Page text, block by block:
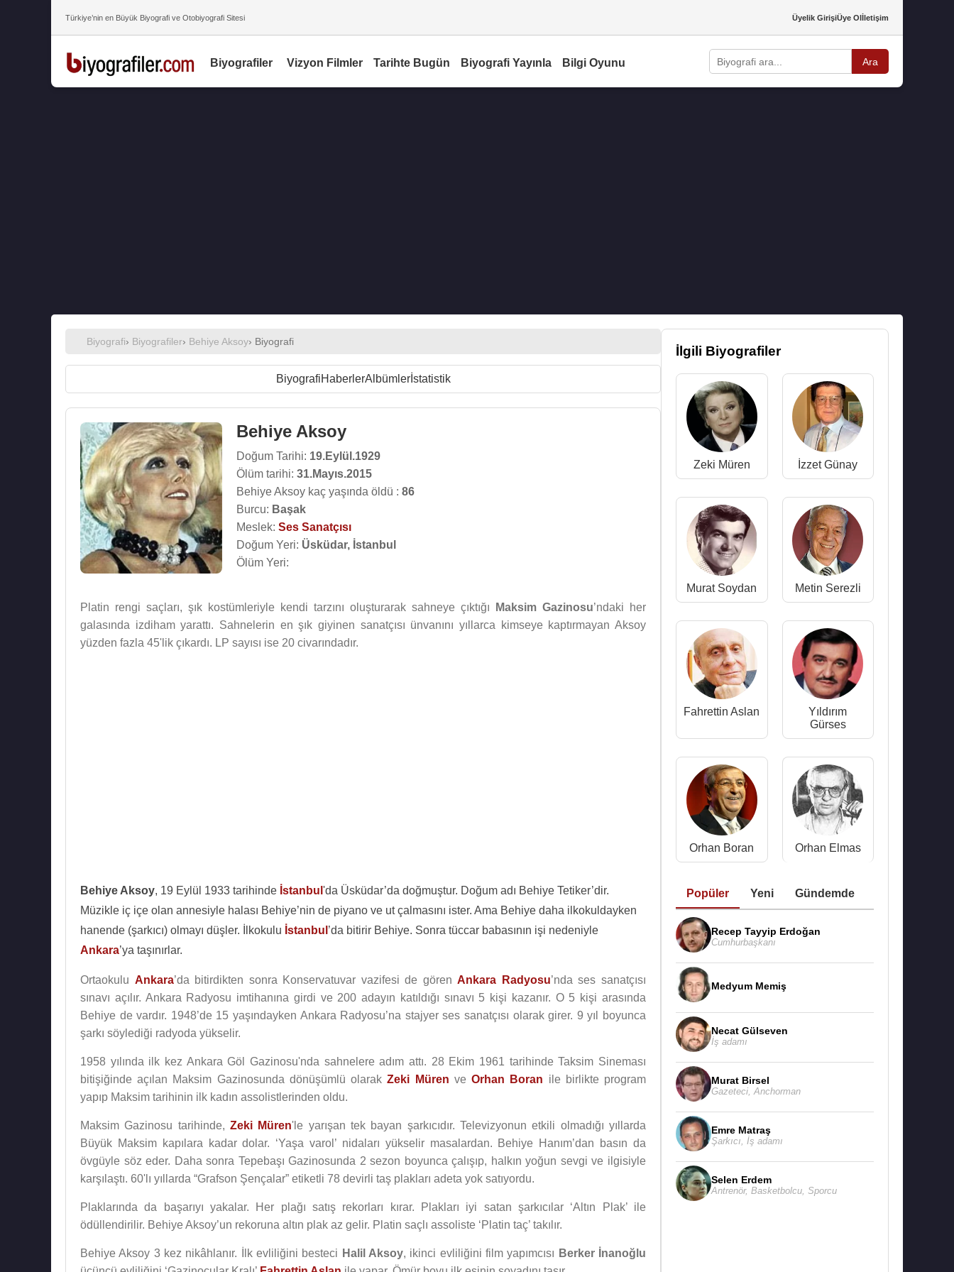
Türkiye’nin en Büyük Biyografi ve Otobiyografi Sitesi Üyelik GirişiÜye Olİletişim
Biyografiler Vizyon Filmler Tarihte Bugün Biyografi Yayınla Bilgi Oyunu Ara
Biyografi› Biyografiler› Behiye Aksoy› Biyografi
BiyografiHaberlerAlbümlerİstatistik
Behiye Aksoy
Doğum Tarihi: 19.Eylül.1929
Ölüm tarihi: 31.Mayıs.2015
Behiye Aksoy kaç yaşında öldü : 86
Burcu: Başak
Meslek: Ses Sanatçısı
Doğum Yeri: Üsküdar, İstanbul
Ölüm Yeri:
Platin rengi saçları, şık kostümleriyle kendi tarzını oluşturarak sahneye çıktığı Maksim Gazinosu’ndaki her
galasında izdiham yarattı. Sahnelerin en şık giyinen sanatçısı ünvanını yıllarca kimseye kaptırmayan Aksoy
yüzden fazla 45'lik çıkardı. LP sayısı ise 20 civarındadır.
Behiye Aksoy, 19 Eylül 1933 tarihinde İstanbul 'da Üsküdar’da doğmuştur. Doğum adı Behiye Tetiker’dir.
Müzikle iç içe olan annesiyle halası Behiye’nin de piyano ve ut çalmasını ister. Ama Behiye daha ilkokuldayken
hanende (şarkıcı) olmayı düşler. İlkokulu İstanbul ’da bitirir Behiye. Sonra tüccar babasının işi nedeniyle
Ankara’ya taşınırlar.
Ortaokulu Ankara’da bitirdikten sonra Konservatuvar vazifesi de görenAnkara Radyosu’nda ses sanatçısı
sınavı açılır. Ankara Radyosu imtihanına girdi ve 200 adayın katıldığı sınavı 5 kişi kazanır. O 5 kişi arasında
Behiye de vardır. 1948’de 15 yaşındayken Ankara Radyosu’na stajyer ses sanatçısı olarak girer. 9 yıl boyunca
şarkı söylediği radyoda yükselir.
1958 yılında ilk kez Ankara Göl Gazinosu'nda sahnelere adım attı. 28 Ekim 1961 tarihinde Taksim Sineması
bitişiğinde açılan Maksim Gazinosunda dönüşümlü olarakZeki Müren veOrhan Boran ile birlikte program
yapıp Maksim tarihinin ilk kadın assolistlerinden oldu.
Maksim Gazinosu tarihinde, Zeki Müren'le yarışan tek bayan şarkıcıdır. Televizyonun etkili olmadığı yıllarda
Büyük Maksim kapılara kadar dolar. ‘Yaşa varol’ nidaları yükselir masalardan. Behiye Hanım’dan basın da
övgüyle söz eder. Daha sonra Tepebaşı Gazinosunda 2 sezon boyunca çalışıp, halkın yoğun sevgi ve ilgisiyle
karşılaştı. 60'lı yıllarda “Grafson Şençalar” etiketli 78 devirli taş plakları adeta yok satıyordu.
Plaklarında da başarıyı yakalar. Her plağı satış rekorları kırar. Plakları iyi satan şarkıcılar ‘Altın Plak’ ile
ödüllendirilir. Behiye Aksoy’un rekoruna altın plak az gelir. Platin saçlı assoliste ‘Platin taç’ takılır.
Behiye Aksoy 3 kez nikâhlanır. İlk evliliğini besteci Halil Aksoy, ikinci evliliğini film yapımcısı Berker İnanoğlu
İlgili Biyografiler
Zeki Müren İzzet Günay
Murat Soydan Metin Serezli
Fahrettin Aslan
Yıldırım
Gürses
Orhan Boran Orhan Elmas
Popüler Yeni Gündemde
Recep Tayyip Erdoğan
Cumhurbaşkanı
Medyum Memiş
Necat Gülseven
İş adamı
Murat Birsel
Gazeteci Anchorman
Emre Matraş
Şarkıcı İş adamı
Selen Erdem
Antrenör, Basketbolcu Sporcu